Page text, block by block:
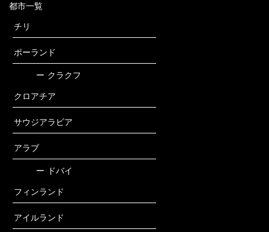
都市一覧
チリ
ポーランド
ー クラクフ
クロアチア
サウジアラビア
アラブ
ー ドバイ
フィンランド
アイルランド